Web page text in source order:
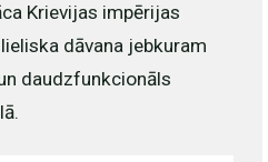
Krievijas impērijas
dāvana jebkuram
daudzfunkcionāls